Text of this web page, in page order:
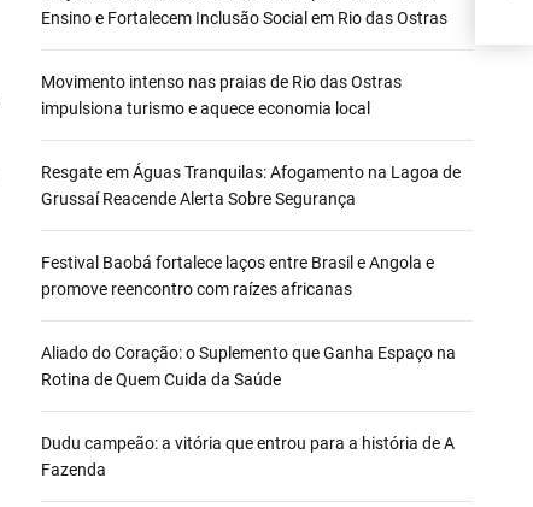
Ensino e Fortalecem Inclusão Social em Rio das Ostras
Movimento intenso nas praias de Rio das Ostras
impulsiona turismo e aquece economia local
Resgate em Águas Tranquilas: Afogamento na Lagoa de
Grussaí Reacende Alerta Sobre Segurança
Festival Baobá fortalece laços entre Brasil e Angola e
promove reencontro com raízes africanas
Aliado do Coração: o Suplemento que Ganha Espaço na
Rotina de Quem Cuida da Saúde
Dudu campeão: a vitória que entrou para a história de A
Fazenda